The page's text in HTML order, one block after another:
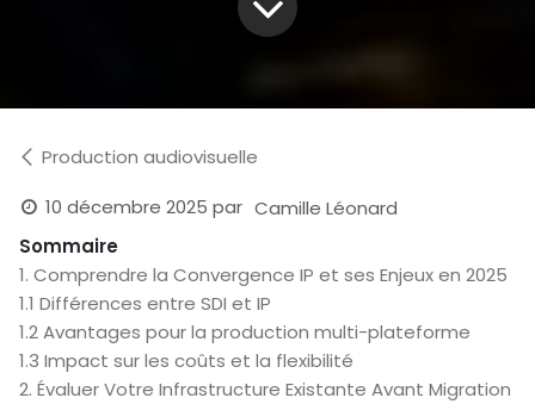
Production audiovisuelle
10 décembre 2025 par Camille Léonard
Sommaire
1. Comprendre la Convergence IP et ses Enjeux en 2025
1.1 Différences entre SDI et IP
1.2 Avantages pour la production multi-plateforme
1.3 Impact sur les coûts et la flexibilité
2. Évaluer Votre Infrastructure Existante Avant Migration